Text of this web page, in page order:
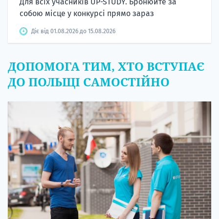
собою місце у конкурсі прямо зараз
Діє від 01.08.2026 до 15.08.2026
ДОПОМОГА ТИМ, ХТО ВСТУПАЄ
ДО ПОЛЬЩІ САМОСТІЙНО